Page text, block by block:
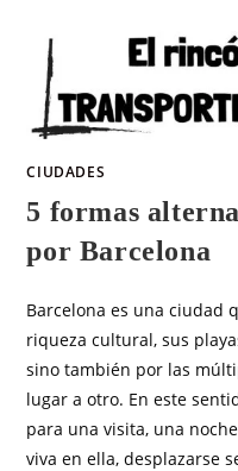
CIUDADES
5 formas
por Barcelona
Barcelona es una ciudad
riqueza cultural, sus
sino también por las
lugar a otro. En este
para una visita, una
viva en ella, desplazarse